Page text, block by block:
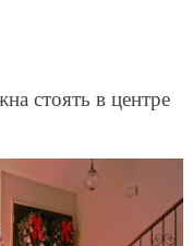
стоять в центре